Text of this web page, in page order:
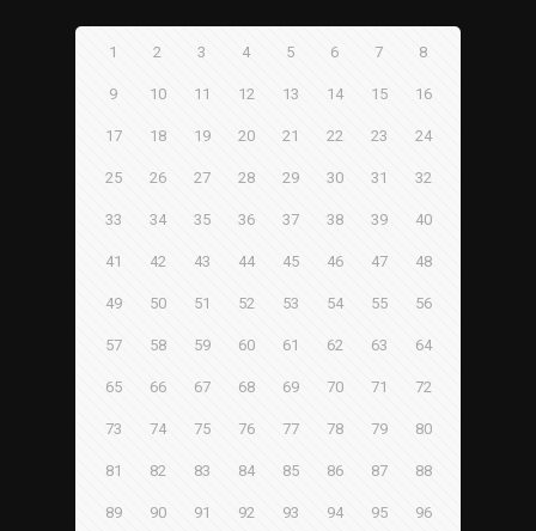
1 2 3 4 5 6 7 8
9 10 11 12 13 14 15 16
17 18 19 20 21 22 23 24
25 26 27 28 29 30 31 32
33 34 35 36 37 38 39 40
41 42 43 44 45 46 47 48
49 50 51 52 53 54 55 56
57 58 59 60 61 62 63 64
65 66 67 68 69 70 71 72
73 74 75 76 77 78 79 80
81 82 83 84 85 86 87 88
89 90 91 92 93 94 95 96